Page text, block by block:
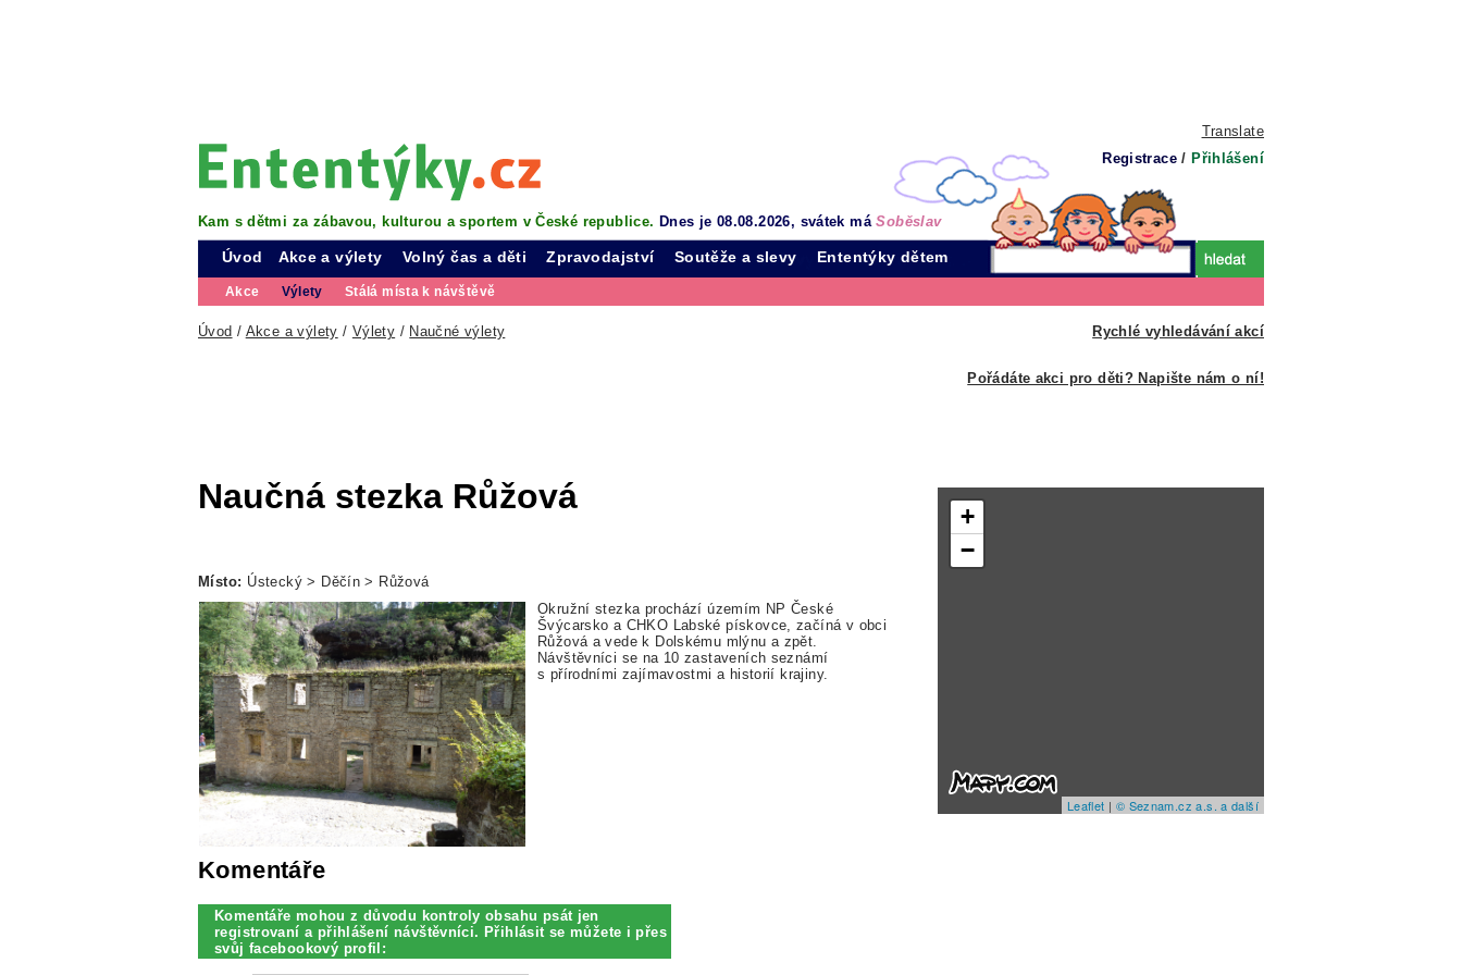
Translate
Registrace / Přihlášení
Kam s dětmi za zábavou, kulturou a sportem v České republice. Dnes je 08.08.2026, svátek máSoběslav
Úvod Akce a výlety
Akce Výlety Stálá místa k návštěvě
Volný čas a děti Zpravodajství Soutěže a slevy Ententýky dětem
Rychlé vyhledávání akcí
Úvod / Akce a výlety / Výlety / Naučné výlety
Pořádáte akci pro děti? Napište nám o ní!
Naučná stezka Růžová
Místo: Ústecký > Děčín > Růžová
Okružní stezka prochází územím NP České
Švýcarsko a CHKO Labské pískovce, začíná v obci
Růžová a vede k Dolskému mlýnu a zpět.
Návštěvníci se na 10 zastaveních seznámí
s přírodními zajímavostmi a historií krajiny.
Komentáře
Komentáře mohou z důvodu kontroly obsahu psát jen
registrovaní a přihlášení návštěvníci. Přihlásit se můžete i přes
svůj facebookový profil:
+
−
Leaflet | © Seznam.cz a.s. a další